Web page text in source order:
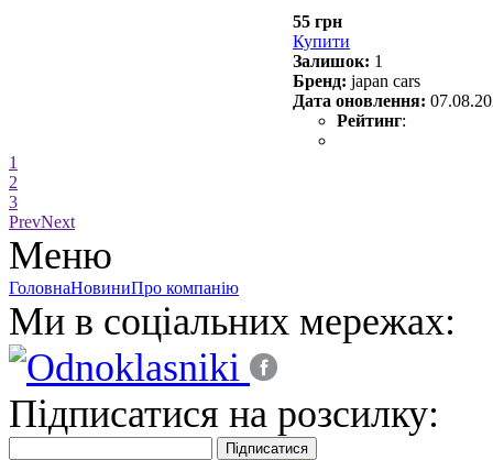
55 грн
Купити
Залишок: 1
Бренд: japan cars
Дата оновлення:
Рейтинг:
1
2
3
PrevNext
Меню
ГоловнаНовиниПро компанію
Ми в соціальних мережах:
Підписатися на розсилку:
Підписатися